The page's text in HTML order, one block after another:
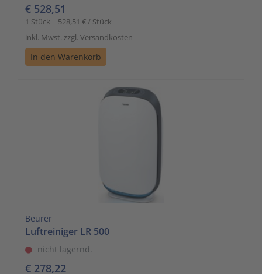
€ 528,51
1 Stück | 528,51 € / Stück
inkl. Mwst. zzgl. Versandkosten
In den Warenkorb
Beurer
Luftreiniger LR 500
nicht lagernd.
€ 278,22